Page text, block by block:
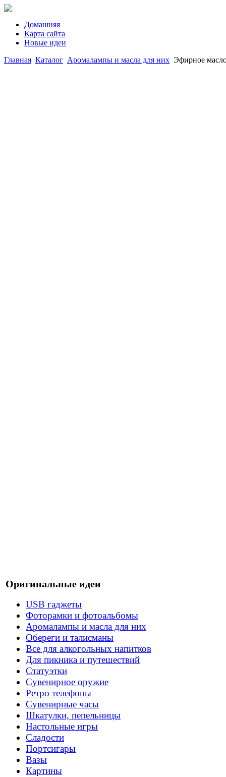
Домашняя
Карта сайта
Новые идеи
Главная Каталог Аромалампы и масла для них Эфирное
Оригинальные идеи
USB гаджеты
Фоторамки и фотоальбомы
Аромалампы и масла для них
Обереги и талисманы
Все для алкогольных напитков
Для пикника и путешествий
Статуэтки
Сувенирное оружие
Ретро телефоны
Сувенирные часы
Шкатулки, пепельницы
Настольные игры
Сладости
Портсигары
Вазы
Картины